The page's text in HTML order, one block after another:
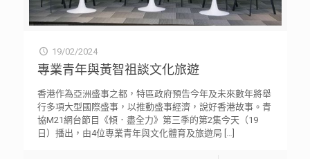
19/02/2024
專業青年與黃智祖談文化旅遊
香港作為亞洲盛事之都，特區政府預告今年及未來數年將舉
行多項大型國際盛事，以推動盛事經濟，說好香港故事。青
協M21網台節目《傾．盡全力》第三季的第2集今天（19
日）播出，由4位專業青年與文化體育及旅遊局 […]